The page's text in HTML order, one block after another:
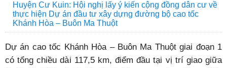
Huyện Cư Kuin: Hội nghị lấy ý kiến cộng đồng dân cư về
thực hiện Dự án đầu tư xây dựng đường bộ cao tốc
Khánh Hòa – Buôn Ma Thuột
Dự án cao tốc Khánh Hòa – Buôn Ma Thuột giai đoạn 1
có tổng chiều dài 117,5 km, điểm đầu tại vị trí giao giữa